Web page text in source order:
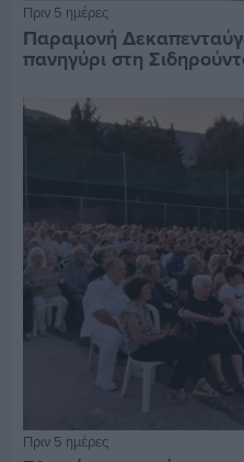
Πριν 5 ημέρες
Παραμονή
πανηγύρι στη
Πριν 5 ημέρες